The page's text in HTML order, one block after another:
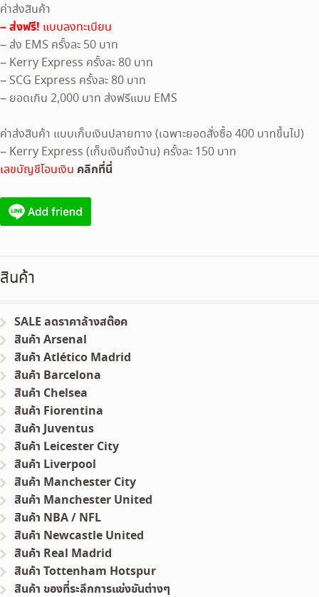
ค่าส่งสินค้า
– ส่งฟรี! แบบลงทะเบียน
– ส่ง EMS ครั้งละ 50 บาท
– Kerry Express ครั้งละ 80 บาท
– SCG Express ครั้งละ 80 บาท
– ยอดเกิน 2,000 บาท ส่งฟรีแบบ EMS
ค่าส่งสินค้า แบบเก็บเงินปลายทาง (เฉพาะยอดสั่งซื้อ 400 บาทขึ้นไป)
– Kerry Express (เก็บเงินถึงบ้าน) ครั้งละ 150 บาท
เลขบัญชีโอนเงิน คลิกที่นี่
สินค้า
SALE ลดราคาล้างสต๊อค
สินค้า Arsenal
สินค้า Atlético Madrid
สินค้า Barcelona
สินค้า Chelsea
สินค้า Fiorentina
สินค้า Juventus
สินค้า Leicester City
สินค้า Liverpool
สินค้า Manchester City
สินค้า Manchester United
สินค้า NBA / NFL
สินค้า Newcastle United
สินค้า Real Madrid
สินค้า Tottenham Hotspur
สินค้า ของที่ระลึกการแข่งขันต่างๆ